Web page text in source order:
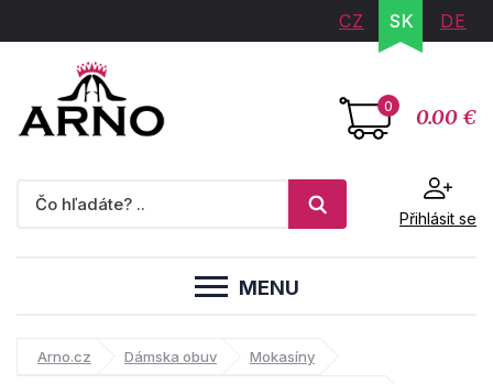
CZ SK DE
0 0.00 €
Přihlásit se
MENU
Arno.cz Dámska obuv Mokasíny